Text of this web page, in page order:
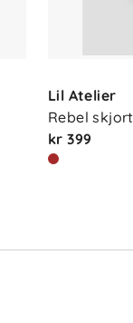
Lil Atelier
Rebel
kr 399